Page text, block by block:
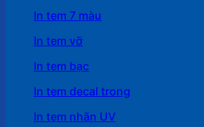
In tem 7 màu
In tem vỡ
In tem bạc
In tem decal trong
In tem nhãn UV